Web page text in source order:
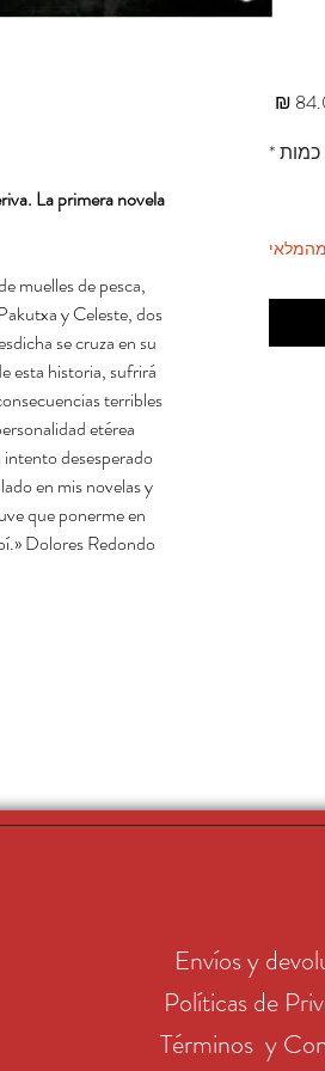
La primera novela
muelles de pesca,
y Celeste, dos
se cruza en su
esta historia, sufrirá
terribles
etérea
desesperado
en mis novelas y
que ponerme en
Dolores Redondo
כמות*
Envíos y
Políticas de
Términos y